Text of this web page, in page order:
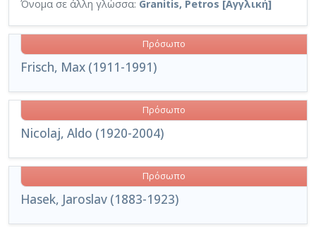
Όνομα σε άλλη γλώσσα: Granitis, Petros [Αγγλική]
Frisch, Max (1911-1991)
Πρόσωπο
Nicolaj, Aldo (1920-2004)
Πρόσωπο
Hasek, Jaroslav (1883-1923)
Πρόσωπο